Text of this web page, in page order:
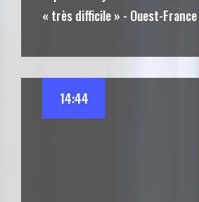
« très difficile » - Ouest-France
14:44